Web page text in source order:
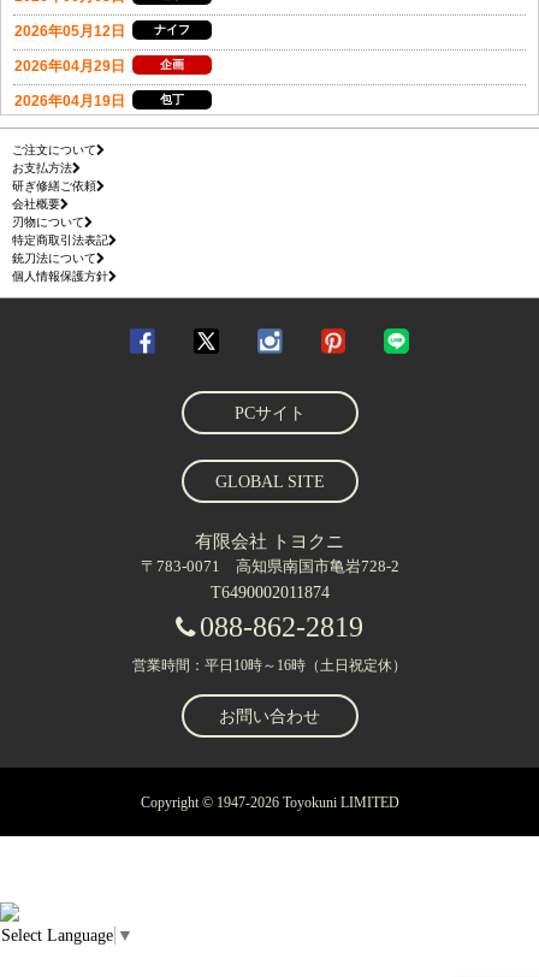
ご注文について
お支払方法
研ぎ修繕ご依頼
会社概要
刃物について
特定商取引法表記
銃刀法について
個人情報保護方針
PCサイト
GLOBAL SITE
有限会社 トヨクニ
〒783-0071 高知県南国市亀岩728-2
T6490002011874
088-862-2819
営業時間：平日10時～16時（土日祝定休）
お問い合わせ
Copyright © 1947-2026 Toyokuni LIMITED
Select Language ▼